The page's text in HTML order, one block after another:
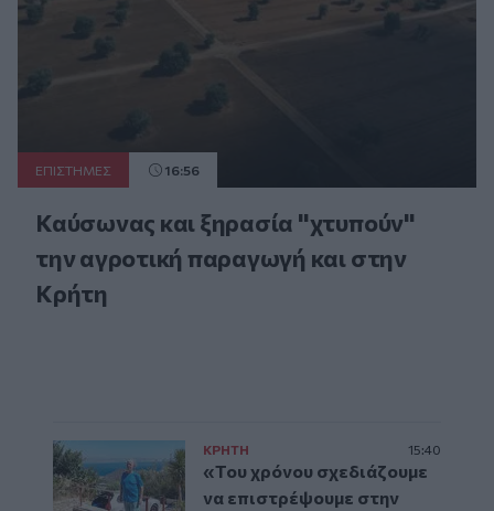
ΕΠΙΣΤΗΜΕΣ 16:56
Καύσωνας και ξηρασία "χτυπούν"
την αγροτική παραγωγή και στην
Κρήτη
ΚΡΗΤΗ 15:40
«Του χρόνου σχεδιάζουμε
να επιστρέψουμε στην